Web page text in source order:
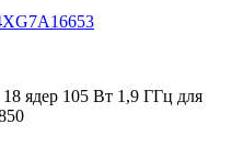
ядер 105 Вт 1,9 ГГц для